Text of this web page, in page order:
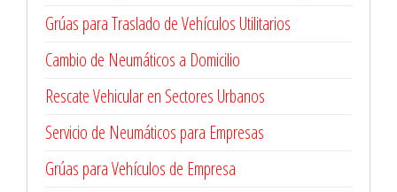
Grúas para Traslado de Vehículos Utilitarios
Cambio de Neumáticos a Domicilio
Rescate Vehicular en Sectores Urbanos
Servicio de Neumáticos para Empresas
Grúas para Vehículos de Empresa